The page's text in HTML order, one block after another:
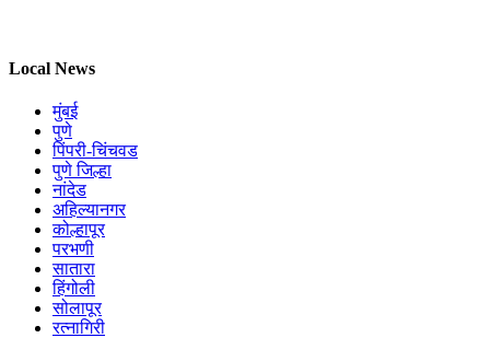
Local News
मुंबई
पुणे
पिंपरी-चिंचवड
पुणे जिल्हा
नांदेड
अहिल्यानगर
कोल्हापूर
परभणी
सातारा
हिंगोली
सोलापूर
रत्नागिरी